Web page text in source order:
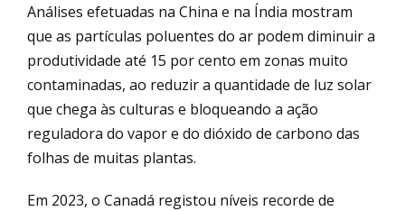
Análises efetuadas na China e na Índia mostram
que as partículas poluentes do ar podem diminuir a
produtividade até 15 por cento em zonas muito
contaminadas, ao reduzir a quantidade de luz solar
que chega às culturas e bloqueando a ação
reguladora do vapor e do dióxido de carbono das
folhas de muitas plantas.
Em 2023, o Canadá registou níveis recorde de